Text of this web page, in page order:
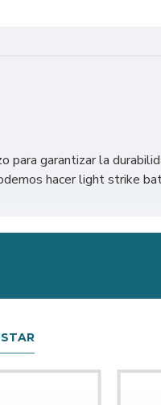
garantizar la
hacer light strike
España, como Madrid,
alquiler Castillo Hinchable.